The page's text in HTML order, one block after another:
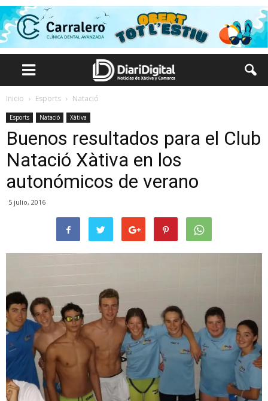
Inicio Esports Natació
Esports Natació Xàtiva
Buenos resultados para el Club
Natació Xàtiva en los
autonómicos de verano
5 julio, 2016